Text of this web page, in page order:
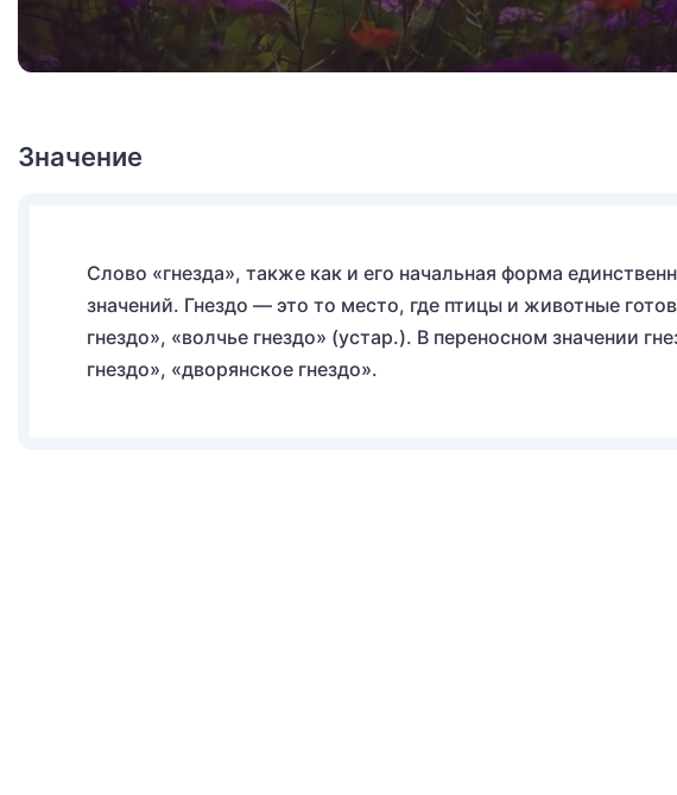
Значение
Слово «гнезда», также как и его начальная форма
значений. Гнездо — это то место, где птицы и животные
гнездо», «волчье гнездо» (устар.). В переносном значении
гнездо», «дворянское гнездо».